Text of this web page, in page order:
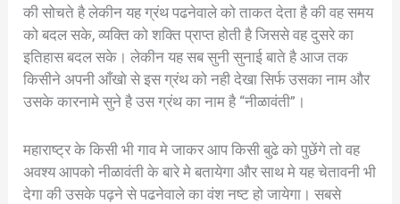
की सोचते है लेकीन यह ग्रंथ पढनेवाले को ताकत देता है की वह समय
को बदल सके, व्यक्ति को शक्ति प्राप्त होती है जिससे वह दुसरे का
इतिहास बदल सके। लेकीन यह सब सुनी सुनाई बाते है आज तक
किसीने अपनी आँखो से इस ग्रंथ को नही देखा सिर्फ उसका नाम और
उसके कारनामे सुने है उस ग्रंथ का नाम है “नीळावंती”।
महाराष्ट्र के किसी भी गाव मे जाकर आप किसी बुढे को पुछेंगे तो वह
अवश्य आपको नीळावंती के बारे मे बतायेगा और साथ मे यह चेतावनी भी
देगा की उसके पढ़ने से पढनेवाले का वंश नष्ट हो जायेगा। सबसे